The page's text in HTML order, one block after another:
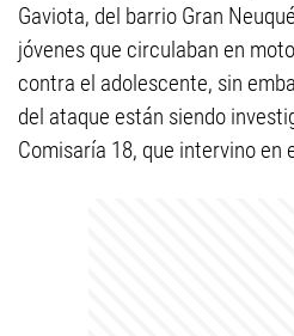
Gaviota, del barrio Gran
jóvenes que circulaban en
contra el adolescente, sin
del ataque están siendo
Comisaría 18, que intervino en